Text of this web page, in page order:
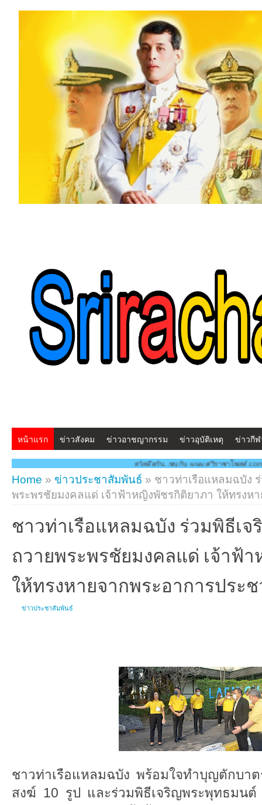
หน้าแรก ข่าวสังคม ข่าวอาชญากรรม ข่าวอุบัติเหตุ ข่าวกี
สวัสดีครับ...พบกับ www.ศรีราชาโพสต์.com โฉมใหม่!! "สร้าง
Home » ข่าวประชาสัมพันธ์ » ชาวท่าเรือแหลมฉบัง
พระพรชัยมงคลแด่ เจ้าฟ้าหญิงพัชรกิติยาภา ให้ทรงห
ชาวท่าเรือแหลมฉบัง ร่วมพิธีเ
ถวายพระพรชัยมงคลแด่ เจ้าฟ้
ให้ทรงหายจากพระอาการประ
ข่าวประชาสัมพันธ์
ชาวท่าเรือแหลมฉบัง พร้อมใจทำบุญตักบา
สงฆ์ 10 รูป และร่วมพิธีเจริญพระพุทธมน